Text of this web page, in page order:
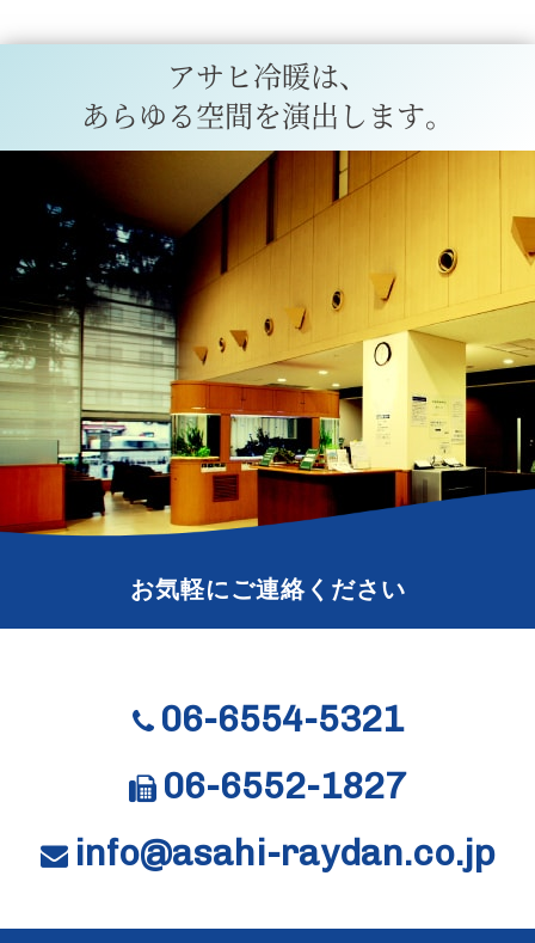
アサヒ冷暖は、
あらゆる空間を演出します。
お気軽にご連絡ください
06-6554-5321
06-6552-1827
info@asahi-raydan.co.jp